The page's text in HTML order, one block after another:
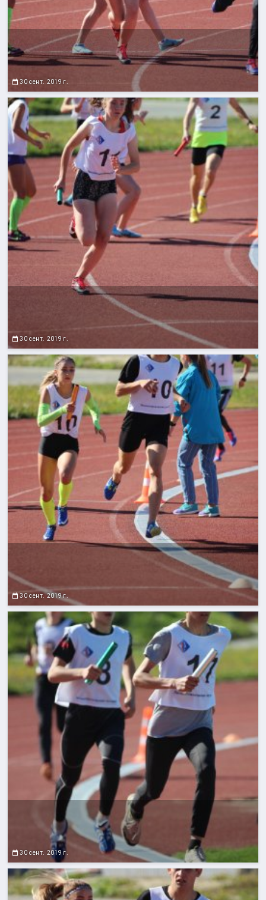
30 сент. 2019 г.
30 сент. 2019 г.
30 сент. 2019 г.
30 сент. 2019 г.